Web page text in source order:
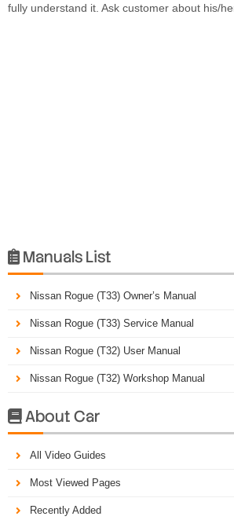
fully understand it. Ask customer about his/
 Manuals List
Nissan Rogue (T33) Owner’s Manual
Nissan Rogue (T33) Service Manual
Nissan Rogue (T32) User Manual
Nissan Rogue (T32) Workshop Manual
About Car
All Video Guides
Most Viewed Pages
Recently Added